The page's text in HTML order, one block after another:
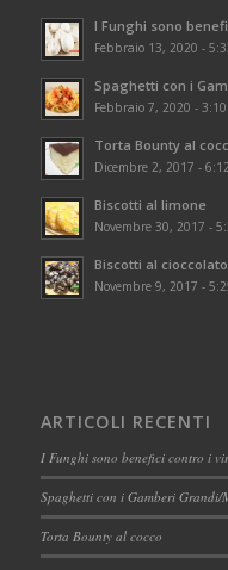
I Funghi sono
Febbraio 13, 2020 -
Spaghetti con i
Febbraio 7, 2020 -
Torta Bounty al
Dicembre 2, 2017 -
Biscotti al limone
Novembre 30, 2017 -
Biscotti al
Novembre 9, 2017 -
ARTICOLI RECENTI
I Funghi sono benefici contro i
Spaghetti con i Gamberi Grandi/
Torta Bounty al cocco